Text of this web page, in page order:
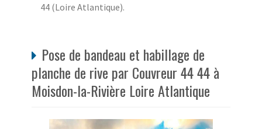
44 (Loire Atlantique).
Pose de bandeau et habillage de
planche de rive par Couvreur 44 44 à
Moisdon-la-Rivière Loire Atlantique